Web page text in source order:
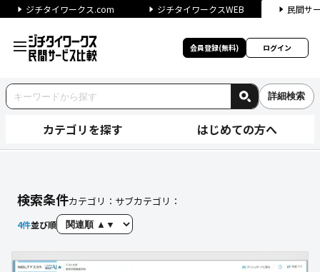
ジチタイワークス.com ジチタイワークスWEB 民間サ
会員登録(無料) ログイン
詳細検索
カテゴリを探す はじめての方へ
検索条件カテゴリ： サブカテゴリ：
4件並び順